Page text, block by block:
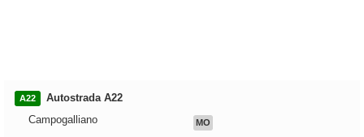
A22
Autostrada A22
Campogalliano
MO